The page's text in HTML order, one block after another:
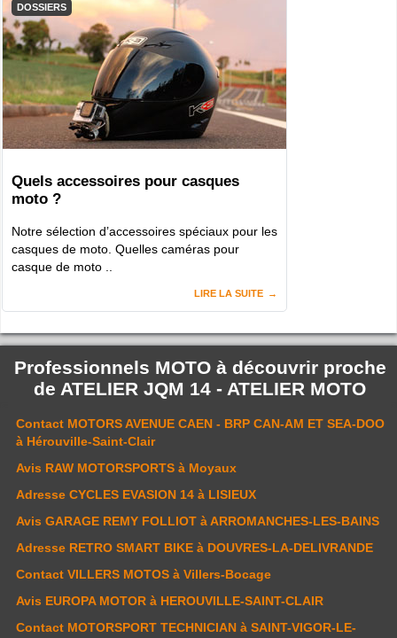
DOSSIERS
Quels accessoires pour casques
moto ?
Notre sélection d’accessoires spéciaux pour les
casques de moto. Quelles caméras pour
casque de moto ..
LIRE LA SUITE
Professionnels MOTO à découvrir proche
de ATELIER JQM 14 - ATELIER MOTO
Contact MOTORS AVENUE CAEN - BRP CAN-AM ET SEA-DOO
à Hérouville-Saint-Clair
Avis RAW MOTORSPORTS à Moyaux
Adresse CYCLES EVASION 14 à LISIEUX
Avis GARAGE REMY FOLLIOT à ARROMANCHES-LES-BAINS
Adresse RETRO SMART BIKE à DOUVRES-LA-DELIVRANDE
Contact VILLERS MOTOS à Villers-Bocage
Avis EUROPA MOTOR à HEROUVILLE-SAINT-CLAIR
Contact MOTORSPORT TECHNICIAN à SAINT-VIGOR-LE-